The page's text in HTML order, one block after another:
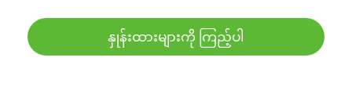
နှုန်းထားများကို ကြည့်ပါ